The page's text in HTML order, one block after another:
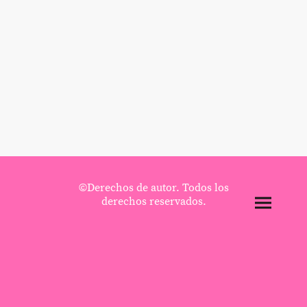
©Derechos de autor. Todos los
derechos reservados.